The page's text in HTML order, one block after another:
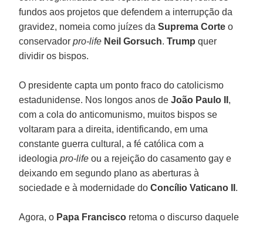
fundos aos projetos que defendem a interrupção da
gravidez, nomeia como juízes daSuprema Corte o
conservadorpro-life Neil Gorsuch.Trump quer
dividir os bispos.
O presidente capta um ponto fraco do catolicismo
estadunidense. Nos longos anos deJoão Paulo II ,
com a cola do anticomunismo, muitos bispos se
voltaram para a direita, identificando, em uma
constante guerra cultural, a fé católica com a
ideologiapro-life ou a rejeição do casamento gay e
deixando em segundo plano as aberturas à
sociedade e à modernidade doConcílio Vaticano II .
Agora, o Papa Francisco retoma o discurso daquele